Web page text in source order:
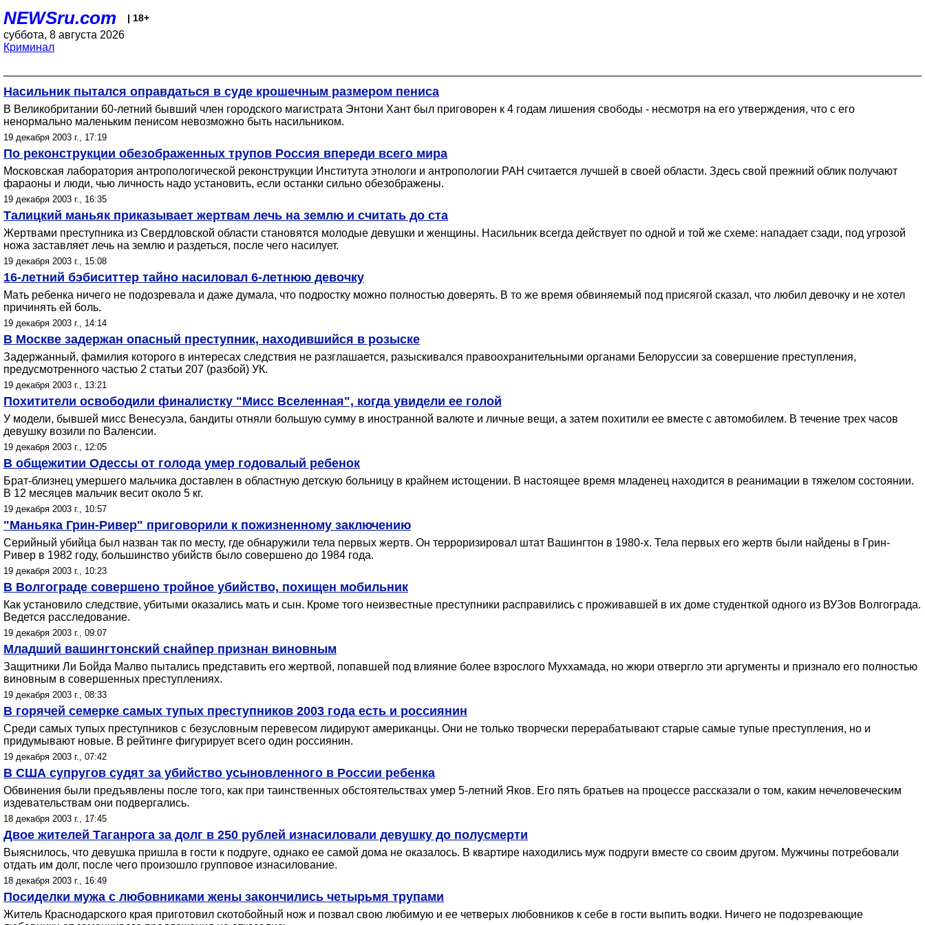
NEWSru.com | 18+
суббота, 8 августа 2026
Криминал
Насильник пытался оправдаться в суде крошечным размером пениса
В Великобритании 60-летний бывший член городского магистрата Энтони Хант был приговорен к 4 годам лишения свободы - несмотря на его утверждения, что с его
ненормально маленьким пенисом невозможно быть насильником.
19 декабря 2003 г., 17:19
По реконструкции обезображенных трупов Россия впереди всего мира
Московская лаборатория антропологической реконструкции Института этнологи и антропологии РАН считается лучшей в своей области. Здесь свой прежний облик получают
фараоны и люди, чью личность надо установить, если останки сильно обезображены.
19 декабря 2003 г., 16:35
Талицкий маньяк приказывает жертвам лечь на землю и считать до ста
Жертвами преступника из Свердловской области становятся молодые девушки и женщины. Насильник всегда действует по одной и той же схеме: нападает сзади, под угрозой
ножа заставляет лечь на землю и раздеться, после чего насилует.
19 декабря 2003 г., 15:08
16-летний бэбиситтер тайно насиловал 6-летнюю девочку
Мать ребенка ничего не подозревала и даже думала, что подростку можно полностью доверять. В то же время обвиняемый под присягой сказал, что любил девочку и не хотел
причинять ей боль.
19 декабря 2003 г., 14:14
В Москве задержан опасный преступник, находившийся в розыске
Задержанный, фамилия которого в интересах следствия не разглашается, разыскивался правоохранительными органами Белоруссии за совершение преступления,
предусмотренного частью 2 статьи 207 (разбой) УК.
19 декабря 2003 г., 13:21
Похитители освободили финалистку "Мисс Вселенная", когда увидели ее голой
У модели, бывшей мисс Венесуэла, бандиты отняли большую сумму в иностранной валюте и личные вещи, а затем похитили ее вместе с автомобилем. В течение трех часов
девушку возили по Валенсии.
19 декабря 2003 г., 12:05
В общежитии Одессы от голода умер годовалый ребенок
Брат-близнец умершего мальчика доставлен в областную детскую больницу в крайнем истощении. В настоящее время младенец находится в реанимации в тяжелом состоянии.
В 12 месяцев мальчик весит около 5 кг.
19 декабря 2003 г., 10:57
"Маньяка Грин-Ривер" приговорили к пожизненному заключению
Серийный убийца был назван так по месту, где обнаружили тела первых жертв. Он терроризировал штат Вашингтон в 1980-х. Тела первых его жертв были найдены в Грин-
Ривер в 1982 году, большинство убийств было совершено до 1984 года.
19 декабря 2003 г., 10:23
В Волгограде совершено тройное убийство, похищен мобильник
Как установило следствие, убитыми оказались мать и сын. Кроме того неизвестные преступники расправились с проживавшей в их доме студенткой одного из ВУЗов Волгограда.
Ведется расследование.
19 декабря 2003 г., 09:07
Младший вашингтонский снайпер признан виновным
Защитники Ли Бойда Малво пытались представить его жертвой, попавшей под влияние более взрослого Муххамада, но жюри отвергло эти аргументы и признало его полностью
виновным в совершенных преступлениях.
19 декабря 2003 г., 08:33
В горячей семерке самых тупых преступников 2003 года есть и россиянин
Среди самых тупых преступников с безусловным перевесом лидируют американцы. Они не только творчески перерабатывают старые самые тупые преступления, но и
придумывают новые. В рейтинге фигурирует всего один россиянин.
19 декабря 2003 г., 07:42
В США супругов судят за убийство усыновленного в России ребенка
Обвинения были предъявлены после того, как при таинственных обстоятельствах умер 5-летний Яков. Его пять братьев на процессе рассказали о том, каким нечеловеческим
издевательствам они подвергались.
18 декабря 2003 г., 17:45
Двое жителей Таганрога за долг в 250 рублей изнасиловали девушку до полусмерти
Выяснилось, что девушка пришла в гости к подруге, однако ее самой дома не оказалось. В квартире находились муж подруги вместе со своим другом. Мужчины потребовали
отдать им долг, после чего произошло групповое изнасилование.
18 декабря 2003 г., 16:49
Посиделки мужа с любовниками жены закончились четырьмя трупами
Житель Краснодарского края приготовил скотобойный нож и позвал свою любимую и ее четверых любовников к себе в гости выпить водки. Ничего не подозревающие